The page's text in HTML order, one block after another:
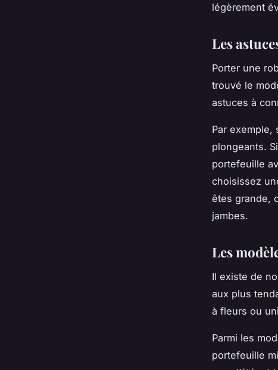
légèrement
Les
Porter une
trouvé le
astuces à
Par
plongeants.
portefeuille
choisissez
êtes grande,
jambes.
Les
Il existe de
aux plus
à fleurs ou
Parmi les
portefeuille